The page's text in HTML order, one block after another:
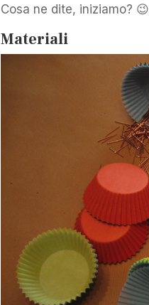
Cosa ne dite, iniziamo? 😉
Materiali